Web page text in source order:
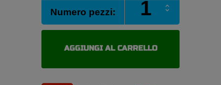
Numero pezzi:
PIRELLI
PZERO
275/35
102Y
AGGIUNGI AL CARRELLO